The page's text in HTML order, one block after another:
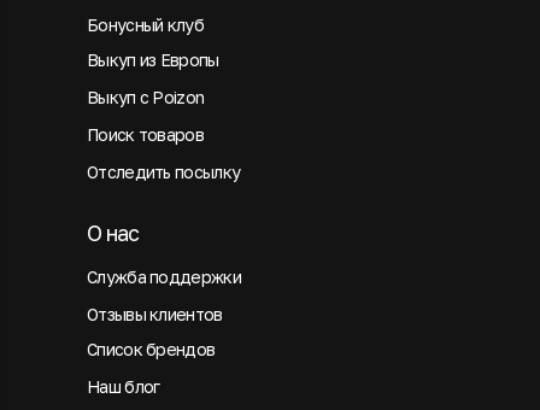
Бонусный клуб
Выкуп из Европы
Выкуп с Poizon
Поиск товаров
Отследить посылку
Служба поддержки
О нас
Отзывы клиентов
Список брендов
Наш блог